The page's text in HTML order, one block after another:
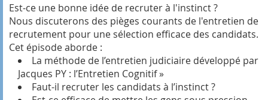
Est-ce une bonne idée de recruter à l'instinct ?
Nous discuterons des pièges courants de l'entretien de
recrutement pour une sélection efficace des candidats.
Cet épisode aborde :
La méthode de l’entretien judiciaire développé par
Jacques PY : l’Entretien Cognitif »
Faut-il recruter les candidats à l’instinct ?